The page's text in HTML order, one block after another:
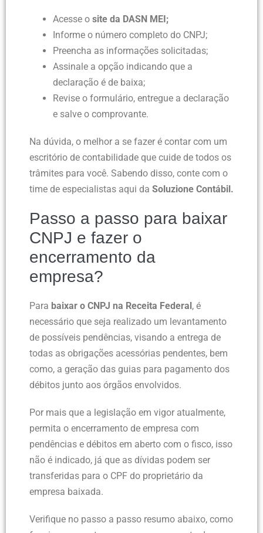
Acesse o site da DASN MEI;
Informe o número completo do CNPJ;
Preencha as informações solicitadas;
Assinale a opção indicando que a
declaração é de baixa;
Revise o formulário, entregue a declaração
e salve o comprovante.
Na dúvida, o melhor a se fazer é contar com um
escritório de contabilidade que cuide de todos os
trâmites para você. Sabendo disso, conte com o
time de especialistas aqui da Soluzione Contábil.
Passo a passo para baixar
CNPJ e fazer o
encerramento da
empresa?
Para baixar o CNPJ na Receita Federal , é
necessário que seja realizado um levantamento
de possíveis pendências, visando a entrega de
todas as obrigações acessórias pendentes, bem
como, a geração das guias para pagamento dos
débitos junto aos órgãos envolvidos.
Por mais que a legislação em vigor atualmente,
permita o encerramento de empresa com
pendências e débitos em aberto com o fisco, isso
não é indicado, já que as dívidas podem ser
transferidas para o CPF do proprietário da
empresa baixada.
Verifique no passo a passo resumo abaixo, como